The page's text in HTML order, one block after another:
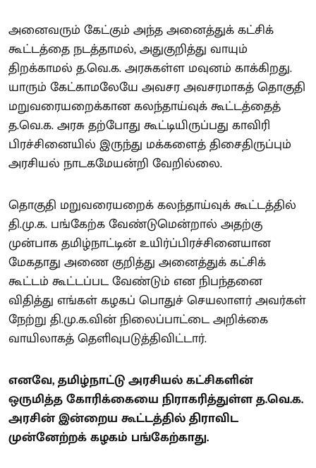
அனைவரும் கேட்கும் அந்த அனைத்துக் கட்சிக்
கூட்டத்தை நடத்தாமல், அதுகுறித்து வாயும்
திறக்காமல் த.வெ.க. அரசுகள்ள மவுனம் காக்கிறது.
யாரும் கேட்காமலேயே அவசர அவசரமாகத் தொகுதி
மறுவரையறைக்கான கலந்தாய்வுக் கூட்டத்தைத்
த.வெ.க. அரசு தற்போது கூட்டியிருப்பது காவிரி
பிரச்சினையில் இருந்து மக்களைத் திசைதிருப்பும்
அரசியல் நாடகமேயன்றி வேறில்லை.
தொகுதி மறுவரையறைக் கலந்தாய்வுக் கூட்டத்தில்
தி.மு.க. பங்கேற்க வேண்டுமென்றால் அதற்கு
முன்பாக தமிழ்நாட்டின் உயிர்ப்பிரச்சினையான
மேகதாது அணை குறித்து அனைத்துக் கட்சிக்
கூட்டம் கூட்டப்பட வேண்டும் என நிபந்தனை
விதித்து எங்கள் கழகப் பொதுச் செயலாளர் அவர்கள்
நேற்று தி.மு.க.வின் நிலைப்பாட்டை அறிக்கை
வாயிலாகத் தெளிவுபடுத்திவிட்டார்.
எனவே, தமிழ்நாட்டு அரசியல் கட்சிகளின்
ஒருமித்த கோரிக்கையை நிராகரித்துள்ள த.வெ.க.
அரசின் இன்றைய கூட்டத்தில் திராவிட
முன்னேற்றக் கழகம் பங்கேற்காது.